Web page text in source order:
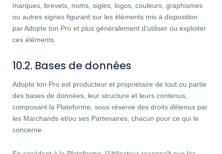
marques, brevets, noms, sigles, logos, couleurs, graphismes
ou autres signes figurant sur les éléments mis à disposition
par Adopte ton Pro et plus généralement d’utiliser ou exploiter
ces éléments.
10.2. Bases de données
Adopte ton Pro est producteur et propriétaire de tout ou partie
des bases de données, leur structure et leurs contenus,
composant la Plateforme, sous réserve des droits détenus par
les Marchands et/ou ses Partenaires, chacun pour ce qui le
concerne.